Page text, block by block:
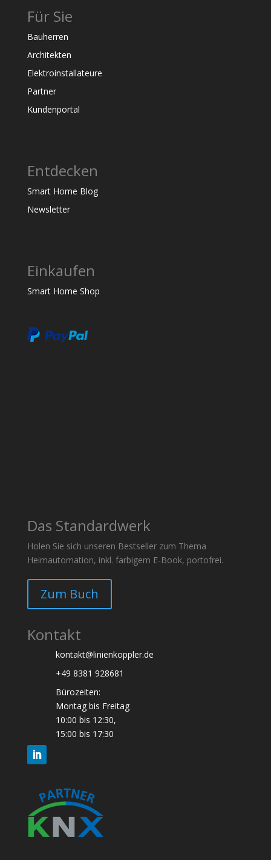
Für Sie
Bauherren
Architekten
Elektroinstallateure
Partner
Kundenportal
Entdecken
Smart Home Blog
Newsletter
Einkaufen
Smart Home Shop
Das Standardwerk
Holen Sie sich unseren Bestseller zum Thema
Heimautomation, inkl. farbigem E-Book, portofrei.
Zum Buch
Kontakt
kontakt@linienkoppler.de
+49 8381 928681
Bürozeiten:
Montag bis Freitag
10:00 bis 12:30,
15:00 bis 17:30